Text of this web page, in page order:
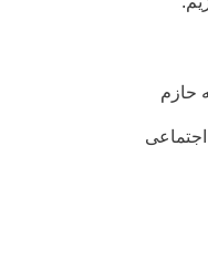
حازم